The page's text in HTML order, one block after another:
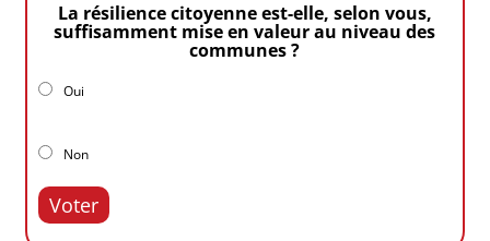
La résilience citoyenne est-elle, selon vous,
suffisamment mise en valeur au niveau des
communes ?
Oui
Non
Voter